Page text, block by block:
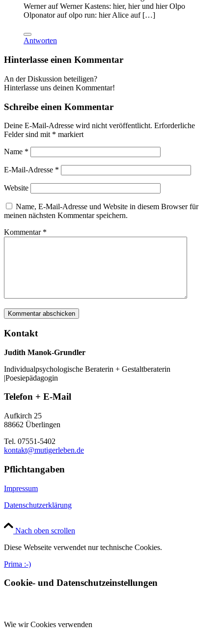
Werner auf Werner Kastens: hier, hier und hier Olpo
Olponator auf olpo run: hier Alice auf […]
Antworten
Hinterlasse einen Kommentar
An der Diskussion beteiligen?
Hinterlasse uns deinen Kommentar!
Schreibe einen Kommentar
Deine E-Mail-Adresse wird nicht veröffentlicht. Erforderliche
Felder sind mit * markiert
Name *
E-Mail-Adresse *
Website
Name, E-Mail-Adresse und Website in diesem Browser für
meinen nächsten Kommentar speichern.
Kommentar *
Kontakt
Judith Manok-Grundler
Individualpsychologische Beraterin + Gestaltberaterin
|Poesiepädagogin
Telefon + E-Mail
Aufkirch 25
88662 Überlingen
Tel. 07551-5402
kontakt@mutigerleben.de
Pflichtangaben
Impressum
Datenschutzerklärung
Nach oben scrollen
Diese Webseite verwendet nur technische Cookies.
Prima :-)
Cookie- und Datenschutzeinstellungen
Wie wir Cookies verwenden